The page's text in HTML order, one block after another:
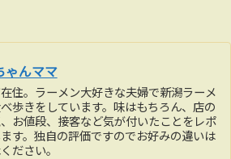
ゃんママ
住。ラーメン大好きな夫婦で新潟ラーメ
歩きをしています。味はもちろん、店の
お値段、接客など気が付いたことをレポ
す。独自の評価ですのでお好みの違いは
ださい。